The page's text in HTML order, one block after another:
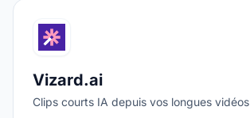
Vizard.ai
Clips courts IA depuis vos longues vidéos